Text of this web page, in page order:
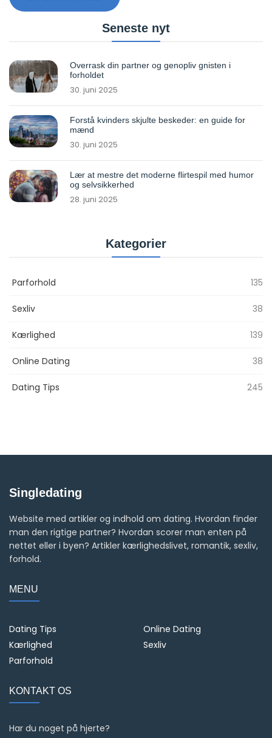
Seneste nyt
Overrask din partner og genopliv gnisten i
forholdet
30. juni 2025
Forstå kvinders skjulte beskeder: en guide for
mænd
30. juni 2025
Lær at mestre det moderne flirtespil med humor
og selvsikkerhed
28. juni 2025
Kategorier
Parforhold 135
Sexliv 38
Kærlighed 139
Online Dating 38
Dating Tips 245
Singledating
Website med artikler og indhold om dating. Hvordan finder
man den rigtige partner? Hvordan scorer man enten på
nettet eller i byen? Artikler kærlighedslivet, romantik, sexliv,
forhold.
MENU
Dating Tips
Online Dating
Kærlighed
Sexliv
Parforhold
KONTAKT OS
Har du noget på hjerte?